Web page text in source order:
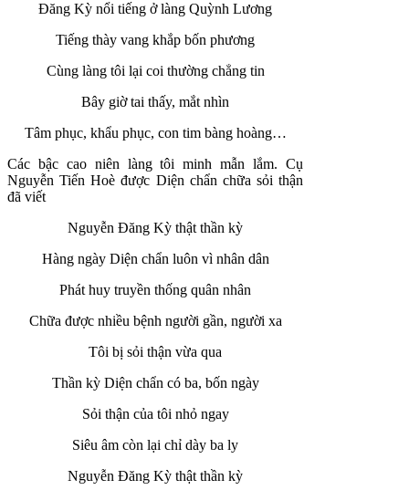
Đăng Kỳ nổi tiếng ở làng Quỳnh Lương
Tiếng thày vang khắp bốn phương
Cùng làng tôi lại coi thường chẳng tin
Bây giờ tai thấy, mắt nhìn
Tâm phục, khẩu phục, con tim bàng hoàng…
Các bậc cao niên làng tôi minh mẫn lắm. Cụ
Nguyễn Tiến Hoè được Diện chẩn chữa sỏi thận
đã viết
Nguyễn Đăng Kỳ thật thần kỳ
Hàng ngày Diện chẩn luôn vì nhân dân
Phát huy truyền thống quân nhân
Chữa được nhiều bệnh người gần, người xa
Tôi bị sỏi thận vừa qua
Thần kỳ Diện chẩn có ba, bốn ngày
Sỏi thận của tôi nhỏ ngay
Siêu âm còn lại chỉ dày ba ly
Nguyễn Đăng Kỳ thật thần kỳ